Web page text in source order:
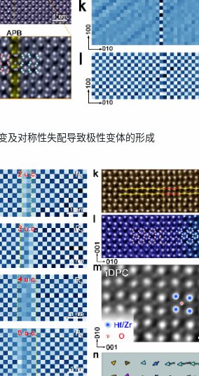
及对称性失配导致极性变体的形成